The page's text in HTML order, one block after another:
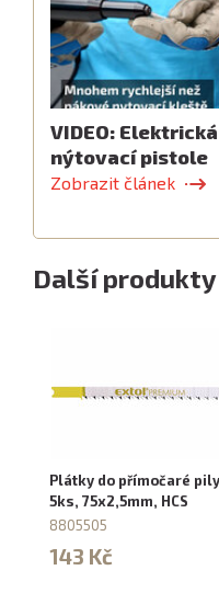
VIDEO: Elektrická
nýtovací pistole
Zobrazit článek
Další
Plátky do přímočaré pily
5ks, 75x2,5mm, HCS
8805505
143 Kč